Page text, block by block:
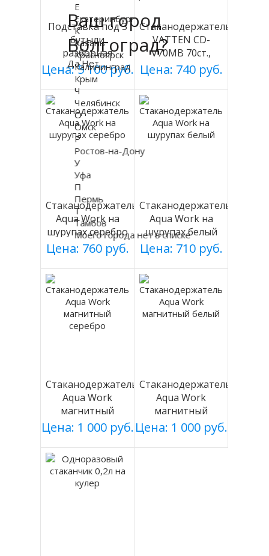
Подставка под 3
бутыли
разборная
(БЕЛАЯ), Россия
Цена: 5 100 руб.
Стаканодержатель
VATTEN CD-
V70MB 70ст.,
черный, магнит.
Цена: 740 руб.
Стаканодержатель
Aqua Work на
шурупах серебро
Цена: 760 руб.
Стаканодержатель
Aqua Work на
шурупах белый
Цена: 710 руб.
Стаканодержатель
Aqua Work
магнитный
серебро
Цена: 1 000 руб.
Стаканодержатель
Aqua Work
магнитный
белый
Цена: 1 000 руб.
Ваш город
Волгоград?
Да Нет
Е
Екатеринбург
К
Казань
Красноярск
Калининград
Крым
Ч
Челябинск
О
Омск
Р
Ростов-на-Дону
У
Уфа
П
Пермь
Т
Тамбов
Моего города нет в списке